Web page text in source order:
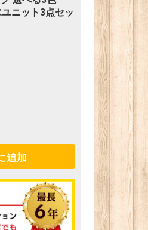
ニット3点セッ
追加